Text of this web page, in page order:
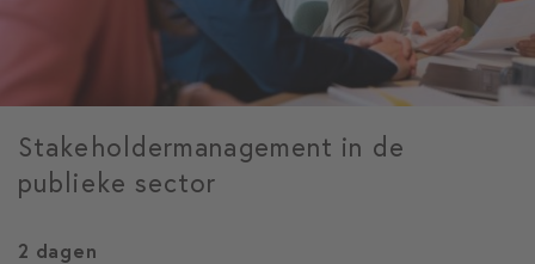
Stakeholdermanagement in de
publieke sector
2 dagen